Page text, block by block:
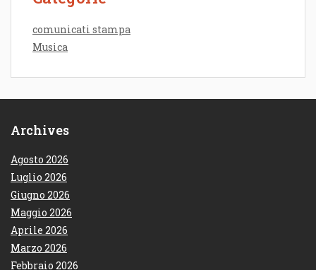
comunicati stampa
Musica
Archives
Agosto 2026
Luglio 2026
Giugno 2026
Maggio 2026
Aprile 2026
Marzo 2026
Febbraio 2026